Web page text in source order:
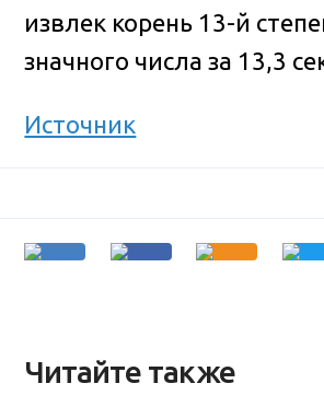
извлек корень 13-й
значного числа за 13,3
Источник
Читайте также